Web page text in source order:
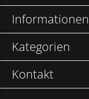
Informationen
Kategorien
Kontakt